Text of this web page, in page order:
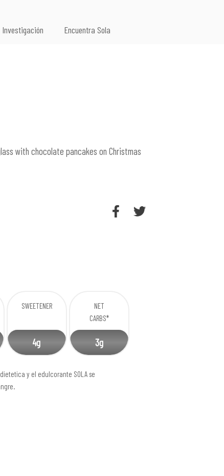
Investigación Encuentra Sola
with chocolate pancakes on Christmas
SWEETENER
4g
NET
CARBS*
3g
y el edulcorante SOLA se